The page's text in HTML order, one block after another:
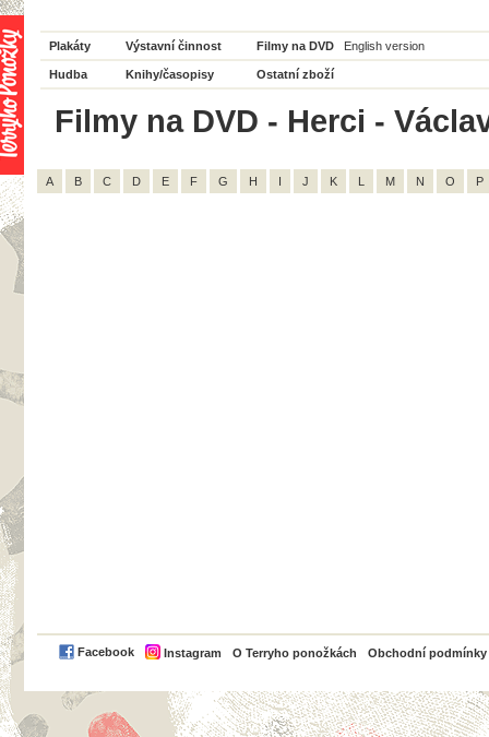
Plakáty Výstavní činnost Filmy na DVD English version
Hudba Knihy/časopisy Ostatní zboží
Filmy na DVD - Herci -
A B C D E F G H I J K L M N O P
Facebook Instagram O Terryho ponožkách Obchodní podmínky
PayPal